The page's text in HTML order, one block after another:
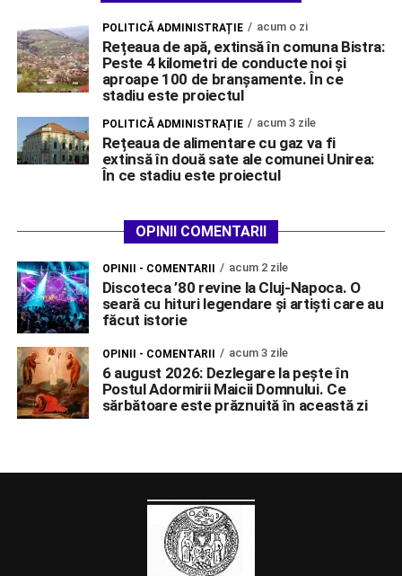
POLITICĂ ADMINISTRAȚIE acum o zi
Rețeaua de apă, extinsă în comuna Bistra:
Peste 4 kilometri de conducte noi și
aproape 100 de branșamente. În ce
stadiu este proiectul
POLITICĂ ADMINISTRAȚIE acum 3 zile
Rețeaua de alimentare cu gaz va fi
extinsă în două sate ale comunei Unirea:
În ce stadiu este proiectul
OPINII COMENTARII
OPINII - COMENTARII acum 2 zile
Discoteca ’80 revine la Cluj-Napoca. O
seară cu hituri legendare și artiști care au
făcut istorie
OPINII - COMENTARII acum 3 zile
6 august 2026: Dezlegare la pește în
Postul Adormirii Maicii Domnului. Ce
sărbătoare este prăznuită în această zi